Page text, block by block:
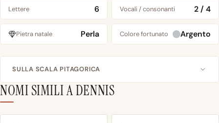
Lettere 6 Vocali / consonanti 2 / 4
Pietra natale Perla Colore fortunato Argento
SULLA SCALA PITAGORICA
NOMI SIMILI A DENNIS